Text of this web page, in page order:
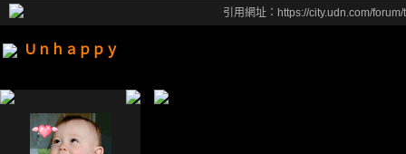
引用網址：https://city.udn.com/
Ｕｎｈａｐｐｙ